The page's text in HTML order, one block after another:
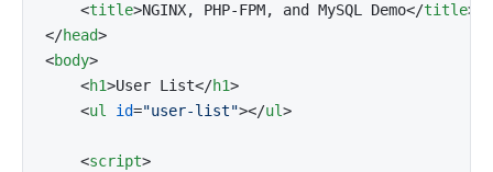
<title>NGINX, PHP-FPM, and MySQL Demo</title>
</head>
<body>
<h1>User List</h1>
<ul id="user-list"></ul>
<script>